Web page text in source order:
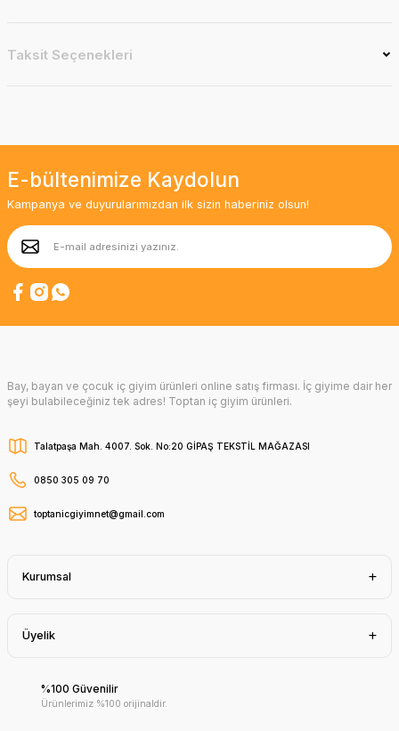
Taksit Seçenekleri
E-bültenimize Kaydolun
Kampanya ve duyurularımızdan ilk sizin haberiniz olsun!
Bay, bayan ve çocuk iç giyim ürünleri online satış firması. İç giyime dair her
şeyi bulabileceğiniz tek adres! Toptan iç giyim ürünleri.
Talatpaşa Mah. 4007. Sok. No:20 GİPAŞ TEKSTİL MAĞAZASI
0850 305 09 70
toptanicgiyimnet@gmail.com
Kurumsal
Üyelik
%100 Güvenilir
Ürünlerimiz %100 orijinaldir.